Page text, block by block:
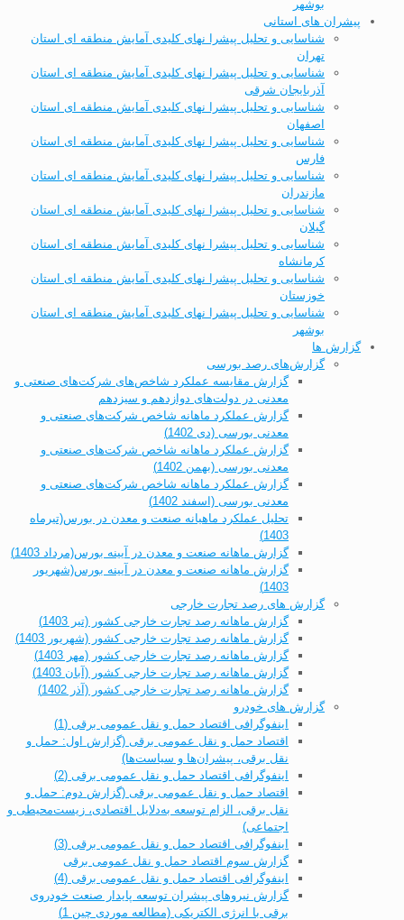
بوشهر
پیشران های استانی
شناسایی و تحلیل پیشرا نهای کلیدی آمایش منطقه ای استان
تهران
شناسایی و تحلیل پیشرا نهای کلیدی آمایش منطقه ای استان
آذربایجان شرقی
شناسایی و تحلیل پیشرا نهای کلیدی آمایش منطقه ای استان
اصفهان
شناسایی و تحلیل پیشرا نهای کلیدی آمایش منطقه ای استان
فارس
شناسایی و تحلیل پیشرا نهای کلیدی آمایش منطقه ای استان
مازندران
شناسایی و تحلیل پیشرا نهای کلیدی آمایش منطقه ای استان
گیلان
شناسایی و تحلیل پیشرا نهای کلیدی آمایش منطقه ای استان
کرمانشاه
شناسایی و تحلیل پیشرا نهای کلیدی آمایش منطقه ای استان
خوزستان
شناسایی و تحلیل پیشرا نهای کلیدی آمایش منطقه ای استان
بوشهر
گزارش ها
گزارش‌های رصد بورسی
گزارش مقایسه عملکرد شاخص‌های شرکت‌های صنعتی و
معدنی در دولت‌های دوازدهم و سیزدهم
گزارش عملکرد ماهانه شاخص شرکت‌های صنعتی و
معدنی بورسی (دی 1402)
گزارش عملکرد ماهانه شاخص شرکت‌های صنعتی و
معدنی بورسی (بهمن 1402)
گزارش عملکرد ماهانه شاخص شرکت‌های صنعتی و
معدنی بورسی (اسفند 1402)
تحلیل عملکرد ماهیانه صنعت و معدن در بورس(تیرماه
1403)
گزارش ماهانه صنعت و معدن در آیینه بورس(مرداد 1403)
گزارش ماهانه صنعت و معدن در آیینه بورس(شهریور
1403)
گزارش های رصد تجارت خارجی
گزارش ماهانه رصد تجارت خارجی کشور (تیر 1403)
گزارش ماهانه رصد تجارت خارجی کشور (شهریور 1403)
گزارش ماهانه رصد تجارت خارجی کشور (مهر 1403)
گزارش ماهانه رصد تجارت خارجی کشور (آبان 1403)
گزارش ماهانه رصد تجارت خارجی کشور (آذر 1402)
گزارش های خودرو
اینفوگرافی اقتصاد حمل و نقل عمومی برقی (1)
اقتصاد حمل و نقل عمومی برقی (گزارش اول: حمل و
نقل برقی، پیشران‌ها و سیاست‌ها)
اینفوگرافی اقتصاد حمل و نقل عمومی برقی (2)
اقتصاد حمل و نقل عمومی برقی (گزارش دوم: حمل و
نقل برقی، الزام توسعه به‌دلایل اقتصادی، زیست‌محیطی و
اجتماعی)
اینفوگرافی اقتصاد حمل و نقل عمومی برقی (3)
گزارش سوم اقتصاد حمل و نقل عمومی برقی
اینفوگرافی اقتصاد حمل و نقل عمومی برقی (4)
گزارش نیروهای پیشران توسعه پایدار صنعت خودروی
برقی با انرژی الکتریکی (مطالعه موردی چین 1)